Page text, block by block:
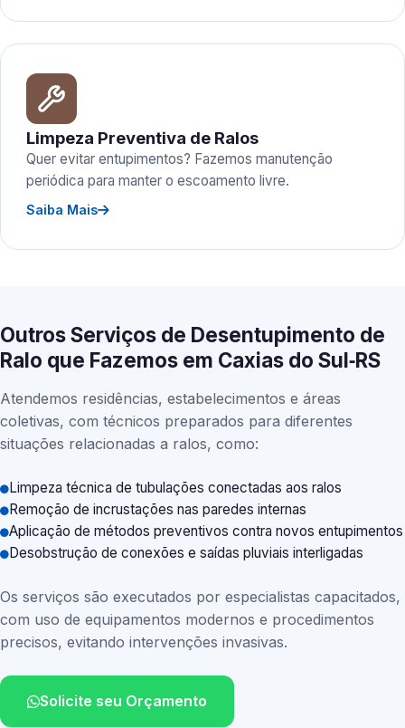
Limpeza Preventiva de Ralos
Quer evitar entupimentos? Fazemos manutenção
periódica para manter o escoamento livre.
Saiba Mais
Outros Serviços de Desentupimento de
Ralo que Fazemos em Caxias do Sul‑RS
Atendemos residências, estabelecimentos e áreas
coletivas, com técnicos preparados para diferentes
situações relacionadas a ralos, como:
Limpeza técnica de tubulações conectadas aos ralos
Remoção de incrustações nas paredes internas
Aplicação de métodos preventivos contra novos entupimentos
Desobstrução de conexões e saídas pluviais interligadas
Os serviços são executados por especialistas capacitados,
com uso de equipamentos modernos e procedimentos
precisos, evitando intervenções invasivas.
Solicite seu Orçamento